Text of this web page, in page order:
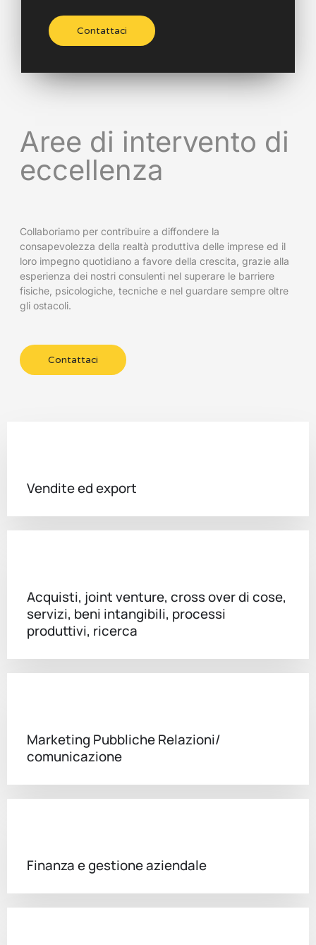
Contattaci
Aree di intervento di
eccellenza
Collaboriamo per contribuire a diffondere la
consapevolezza della realtà produttiva delle imprese ed il
loro impegno quotidiano a favore della crescita, grazie alla
esperienza dei nostri consulenti nel superare le barriere
fisiche, psicologiche, tecniche e nel guardare sempre oltre
gli ostacoli.
Contattaci
Vendite ed export
Acquisti, joint venture, cross over di cose,
servizi, beni intangibili, processi
produttivi, ricerca
Marketing Pubbliche Relazioni/
comunicazione
Finanza e gestione aziendale